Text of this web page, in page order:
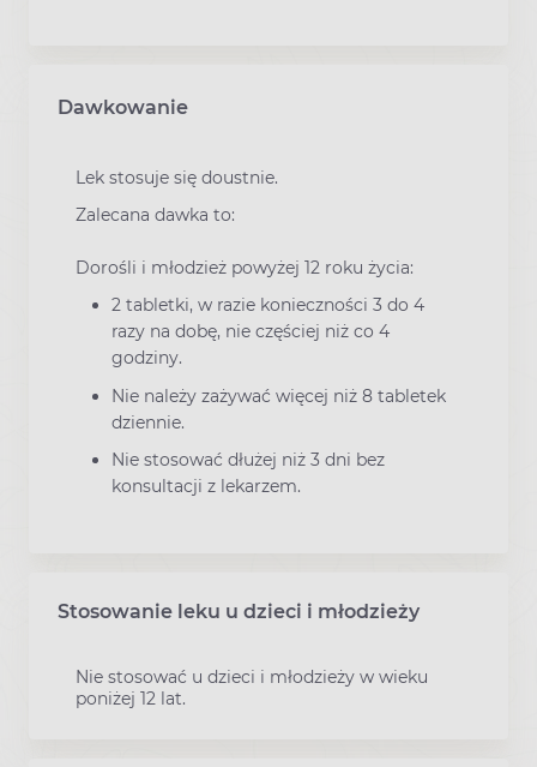
Dawkowanie
Lek stosuje się doustnie.
Zalecana dawka to:
Dorośli i młodzież powyżej 12 roku życia:
2 tabletki, w razie konieczności 3 do 4
razy na dobę, nie częściej niż co 4
godziny.
Nie należy zażywać więcej niż 8 tabletek
dziennie.
Nie stosować dłużej niż 3 dni bez
konsultacji z lekarzem.
Stosowanie leku u dzieci i młodzieży
Nie stosować u dzieci i młodzieży w wieku
poniżej 12 lat.